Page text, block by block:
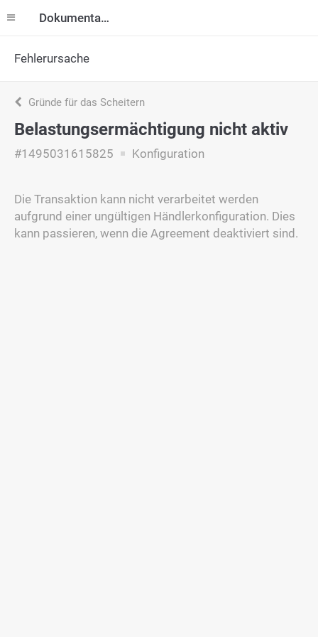
Dokumentation
Fehlerursache
Gründe für das Scheitern
Belastungsermächtigung nicht aktiv
#1495031615825 Konfiguration
Die Transaktion kann nicht verarbeitet werden
aufgrund einer ungültigen Händlerkonfiguration. Dies
kann passieren, wenn die Agreement deaktiviert sind.